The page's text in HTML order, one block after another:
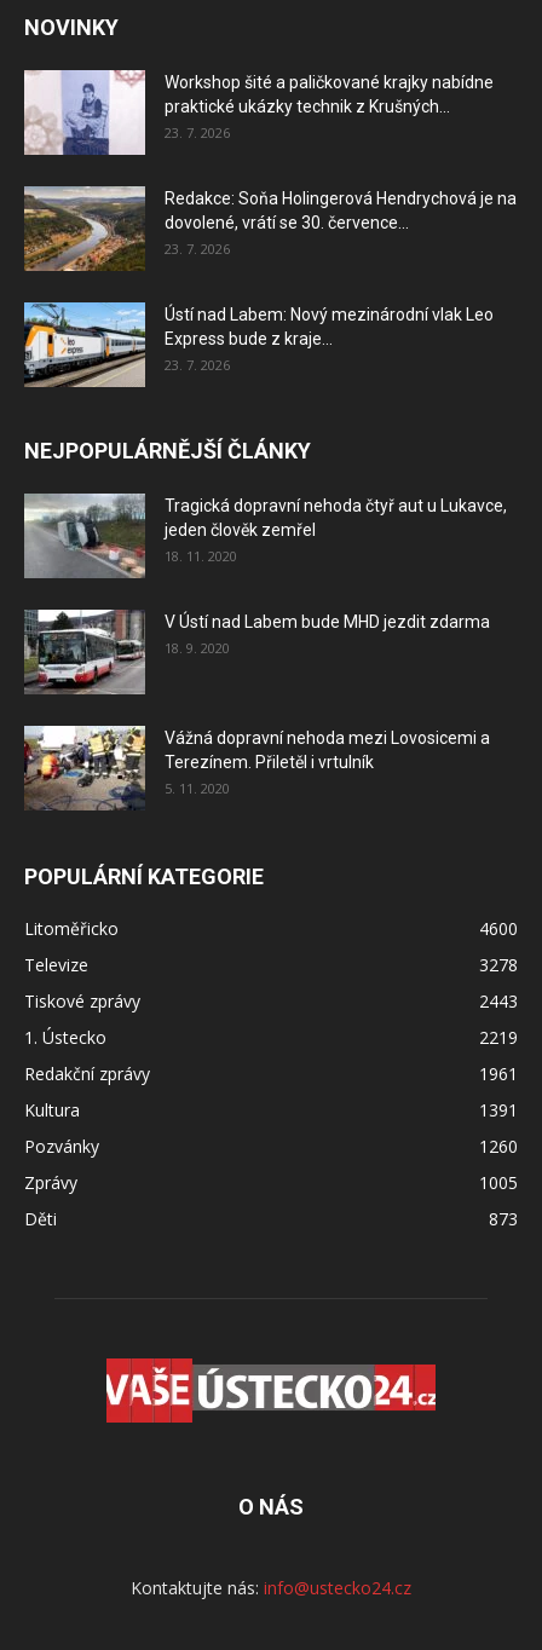
NOVINKY
Workshop šité a paličkované krajky nabídne
praktické ukázky technik z Krušných...
23. 7. 2026
Redakce: Soňa Holingerová Hendrychová je na
dovolené, vrátí se 30. července...
23. 7. 2026
Ústí nad Labem: Nový mezinárodní vlak Leo
Express bude z kraje...
23. 7. 2026
NEJPOPULÁRNĚJŠÍ ČLÁNKY
Tragická dopravní nehoda čtyř aut u Lukavce,
jeden člověk zemřel
18. 11. 2020
V Ústí nad Labem bude MHD jezdit zdarma
18. 9. 2020
Vážná dopravní nehoda mezi Lovosicemi a
Terezínem. Přiletěl i vrtulník
5. 11. 2020
POPULÁRNÍ KATEGORIE
Litoměřicko
4600
Televize
3278
Tiskové zprávy
2443
1. Ústecko
2219
Redakční zprávy
1961
Kultura
1391
Pozvánky
1260
Zprávy
1005
Děti
873
O NÁS
Kontaktujte nás: info@ustecko24.cz